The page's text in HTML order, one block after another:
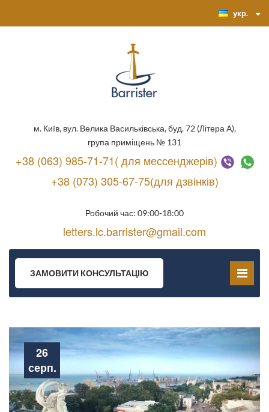
укр.
м. Київ, вул. Велика Васильківська, буд. 72 (Літера А),
група приміщень № 131
+38 (063) 985-71-71( для мессенджерів)
+38 (073) 305-67-75(для дзвінків)
Робочий час: 09:00-18:00
letters.lc.barrister@gmail.com
ЗАМОВИТИ КОНСУЛЬТАЦІЮ
26
серп.